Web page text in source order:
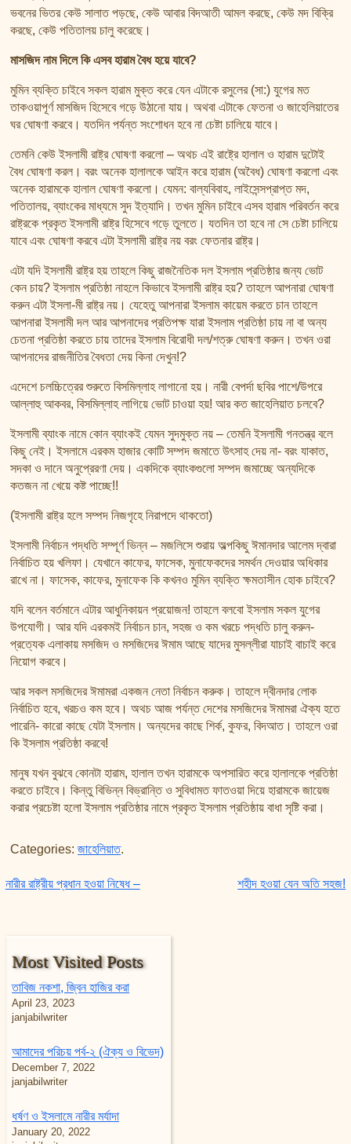
শায়খ আহমদ মুসা জিবরীলের বই সমূহ
ভবনের ভিতর কেউ সালাত পড়ছে, কেউ আবার বিদআতী আমল করছে, কেউ মদ বিক্রি
করছে, কেউ পতিতালয় চালু করেছে।
মাসজিদ নাম দিলে কি এসব হারাম বৈধ হয়ে যাবে?
মুমিন ব্যক্তি চাইবে সকল হারাম মুক্ত করে যেন এটাকে রসুলের (সা:) যুগের মত
তাকওয়াপূর্ণ মাসজিদ হিসেবে গড়ে উঠানো যায়। অথবা এটাকে ফেতনা ও জাহেলিয়াতের
ঘর ঘোষণা করবে। যতদিন পর্যন্ত সংশোধন হবে না চেষ্টা চালিয়ে যাবে।
তেমনি কেউ ইসলামী রাষ্ট্র ঘোষণা করলো – অথচ এই রাষ্ট্রে হালাল ও হারাম দুটোই
বৈধ ঘোষণা করল। বরং অনেক হালালকে আইন করে হারাম (অবৈধ) ঘোষণা করলো এবং
অনেক হারামকে হালাল ঘোষণা করলো। যেমন: বাল্যবিবাহ, লাইসেন্সপ্রাপ্ত মদ,
পতিতালয়, ব্যাংকের মাধ্যমে সুদ ইত্যাদি। তখন মুমিন চাইবে এসব হারাম পরিবর্তন করে
রাষ্ট্রকে প্রকৃত ইসলামী রাষ্ট্র হিসেবে গড়ে তুলতে। যতদিন তা হবে না সে চেষ্টা চালিয়ে
যাবে এবং ঘোষণা করবে এটা ইসলামী রাষ্ট্র নয় বরং ফেতনার রাষ্ট্র।
এটা যদি ইসলামী রাষ্ট্র হয় তাহলে কিছু রাজনৈতিক দল ইসলাম প্রতিষ্ঠার জন্য ভোট
কেন চায়? ইসলাম প্রতিষ্ঠা নাহলে কিভাবে ইসলামী রাষ্ট্র হয়? তাহলে আপনারা ঘোষণা
করুন এটা ইসলা-মী রাষ্ট্র নয়। যেহেতু আপনারা ইসলাম কায়েম করতে চান তাহলে
আপনারা ইসলামী দল আর আপনাদের প্রতিপক্ষ যারা ইসলাম প্রতিষ্ঠা চায় না বা অন্য
চেতনা প্রতিষ্ঠা করতে চায় তাদের ইসলাম বিরোধী দল/শত্রু ঘোষণা করুন। তখন ওরা
আপনাদের রাজনীতির বৈধতা দেয় কিনা দেখুন!?
এদেশে চলচ্চিত্রের শুরুতে বিসমিল্লাহ লাগানো হয়। নারী বেপর্দা ছবির পাশে/উপরে
আল্লাহু আকবর, বিসমিল্লাহ লাগিয়ে ভোট চাওয়া হয়! আর কত জাহেলিয়াত চলবে?
ইসলামী ব্যাংক নামে কোন ব্যাংকই যেমন সুদমুক্ত নয় – তেমনি ইসলামী গনতন্ত্র বলে
কিছু নেই। ইসলামে এরকম হাজার কোটি সম্পদ জমাতে উৎসাহ দেয় না- বরং যাকাত,
সদকা ও দানে অনুপ্রেরণা দেয়। একদিকে ব্যাংকগুলো সম্পদ জমাচ্ছে অন্যদিকে
কতজন না খেয়ে কষ্ট পাচ্ছে!!
(ইসলামী রাষ্ট্র হলে সম্পদ নিজগৃহে নিরাপদে থাকতো)
ইসলামী নির্বাচন পদ্ধতি সম্পূর্ণ ভিন্ন – মজলিসে শুরায় অল্পকিছু ঈমানদার আলেম দ্বারা
নির্বাচিত হয় খলিফা। যেখানে কাফের, ফাসেক, মুনাফেকদের সমর্থন দেওয়ার অধিকার
রাখে না। ফাসেক, কাফের, মুনাফেক কি কখনও মুমিন ব্যক্তি ক্ষমতাসীন হোক চাইবে?
যদি বলেন বর্তমানে এটার আধুনিকায়ন প্রয়োজন! তাহলে বলবো ইসলাম সকল যুগের
উপযোগী। আর যদি এরকমই নির্বাচন চান, সহজ ও কম খরচে পদ্ধতি চালু করুন-
প্রত্যেক এলাকায় মসজিদ ও মসজিদের ঈমাম আছে যাদের মুসল্লীরা যাচাই বাচাই করে
নিয়োগ করবে।
আর সকল মসজিদের ঈমামরা একজন নেতা নির্বাচন করুক। তাহলে দ্বীনদার লোক
নির্বাচিত হবে, খরচও কম হবে। অথচ আজ পর্যন্ত দেশের মসজিদের ঈমামরা ঐক্য হতে
পারেনি- কারো কাছে যেটা ইসলাম। অন্যদের কাছে শির্ক, কুফর, বিদআত। তাহলে ওরা
কি ইসলাম প্রতিষ্ঠা করবে!
মানুষ যখন বুঝবে কোনটা হারাম, হালাল তখন হারামকে অপসারিত করে হালালকে প্রতিষ্ঠা
করতে চাইবে। কিন্তু বিভিন্ন বিভ্রান্তি ও সুবিধামত ফাতওয়া দিয়ে হারামকে জায়েজ
করার প্রচেষ্টা হলো ইসলাম প্রতিষ্ঠার নামে প্রকৃত ইসলাম প্রতিষ্ঠায় বাধা সৃষ্টি করা।
Categories: জাহেলিয়াত.
Post navigation
নারীর রাষ্ট্রীয় প্রধান হওয়া নিষেধ – শহীদ হওয়া যেন অতি সহজ!
Most Visited Posts
তাবিজ নকশা, জ্বিন হাজির করা
April 23, 2023
janjabilwriter
আমাদের পরিচয় পর্ব-২ (ঐক্য ও বিভেদ)
December 7, 2022
janjabilwriter
ধর্ষণ ও ইসলামে নারীর মর্যাদা
January 20, 2022